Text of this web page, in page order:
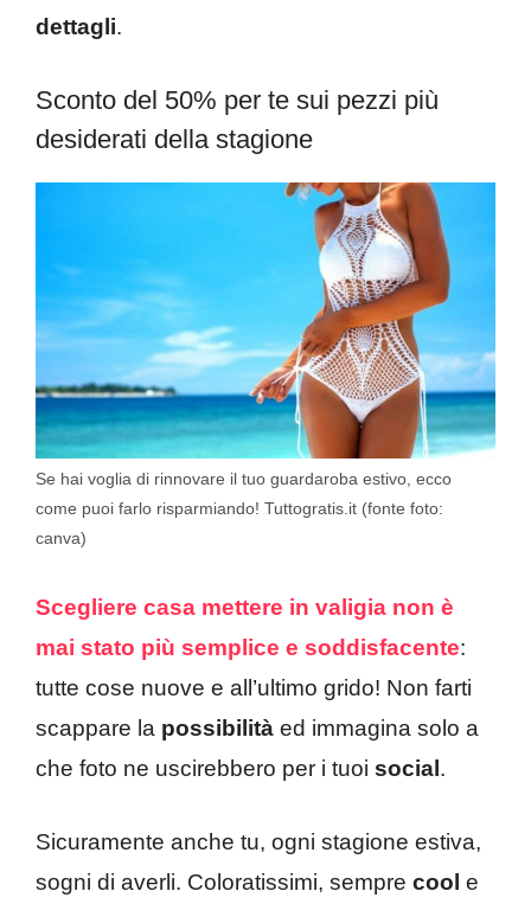
dettagli.
Sconto del 50% per te sui pezzi più
desiderati della stagione
Se hai voglia di rinnovare il tuo guardaroba estivo, ecco
come puoi farlo risparmiando! Tuttogratis.it (fonte foto:
canva)
Scegliere casa mettere in valigia non è
mai stato più semplice e soddisfacente:
tutte cose nuove e all’ultimo grido! Non farti
scappare la possibilità ed immagina solo a
che foto ne uscirebbero per i tuoi social.
Sicuramente anche tu, ogni stagione estiva,
sogni di averli. Coloratissimi, sempre cool e